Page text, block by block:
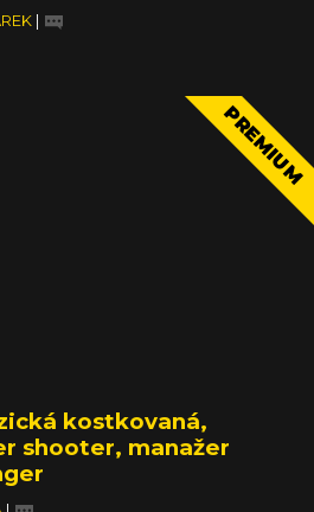
PREMIUM
kostkovaná,
shooter, manažer